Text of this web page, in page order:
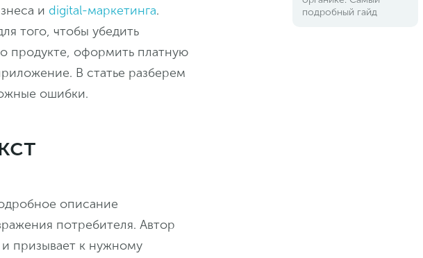
и digital-маркетинга.
того, чтобы убедить
продукте, оформить платную
В статье разберем
ошибки.
описание
потребителя. Автор
и призывает к нужному
подробный гайд